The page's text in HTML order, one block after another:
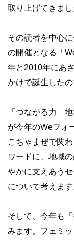
取り上げてきまし
その読者を中心
の開催となる「
年と2010年にあ
かけで誕生したの
「つながる力 地
が今年のWeフォ
こちゃまぜで関
ワードに、地域
やかに支えあう
について考えます
そして、今年も
みます。フェミ